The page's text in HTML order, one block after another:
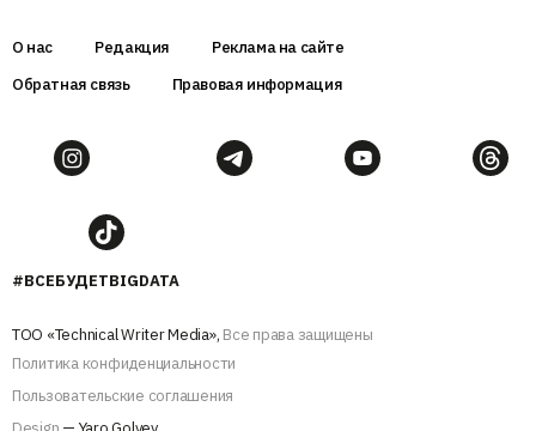
О нас Редакция
Реклама на сайте
Обратная связь
Правовая информация
#ВСЕБУДЕТBIGDATA
ТОО «Technical Writer Media», Все права защищены
Политика конфиденциальности
Пользовательские соглашения